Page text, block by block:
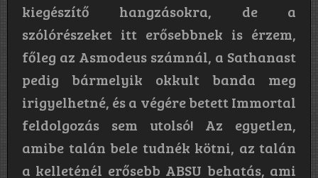
kiegészítő hangzásokra, de a
szólórészeket itt erősebbnek is érzem,
főleg az Asmodeus számnál, a Sathanast
pedig bármelyik okkult banda meg
irigyelhetné, és a végére betett Immortal
feldolgozás sem utolsó! Az egyetlen,
amibe talán bele tudnék kötni, az talán
a kelleténél erősebb ABSU behatás, ami